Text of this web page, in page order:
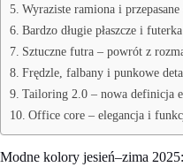
Wyraziste ramiona i
Bardzo długie płaszcze i
Sztuczne futra – powrót z
Frędzle, falbany i punkowe
Tailoring 2.0 – nowa definicja
Office core – elegancja i
Modne kolory jesień–zima